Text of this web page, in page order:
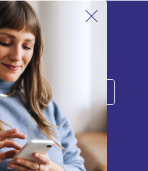
uudiskirjaga!
ühtegi pakkumist vahele.
kohta leiate meie